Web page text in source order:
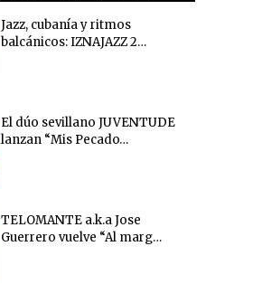
Jazz, cubanía y ritmos
balcánicos: IZNAJAZZ 2…
El dúo sevillano JUVENTUDE
lanzan “Mis Pecado…
TELOMANTE a.k.a Jose
Guerrero vuelve “Al marg…